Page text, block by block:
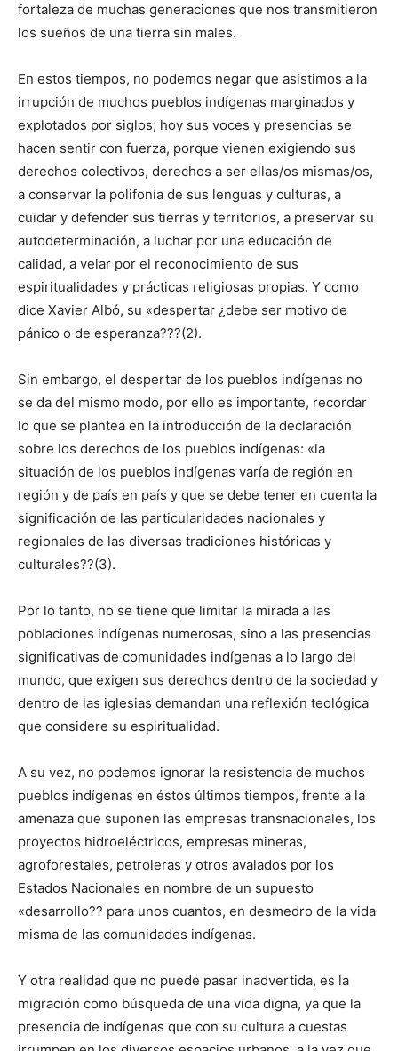
fortaleza de muchas generaciones que nos transmitieron
los sueños de una tierra sin males.
En estos tiempos, no podemos negar que asistimos a la
irrupción de muchos pueblos indígenas marginados y
explotados por siglos; hoy sus voces y presencias se
hacen sentir con fuerza, porque vienen exigiendo sus
derechos colectivos, derechos a ser ellas/os mismas/os,
a conservar la polifonía de sus lenguas y culturas, a
cuidar y defender sus tierras y territorios, a preservar su
autodeterminación, a luchar por una educación de
calidad, a velar por el reconocimiento de sus
espiritualidades y prácticas religiosas propias. Y como
dice Xavier Albó, su «despertar ¿debe ser motivo de
pánico o de esperanza???(2).
Sin embargo, el despertar de los pueblos indígenas no
se da del mismo modo, por ello es importante, recordar
lo que se plantea en la introducción de la declaración
sobre los derechos de los pueblos indígenas: «la
situación de los pueblos indígenas varía de región en
región y de país en país y que se debe tener en cuenta la
significación de las particularidades nacionales y
regionales de las diversas tradiciones históricas y
culturales??(3).
Por lo tanto, no se tiene que limitar la mirada a las
poblaciones indígenas numerosas, sino a las presencias
significativas de comunidades indígenas a lo largo del
mundo, que exigen sus derechos dentro de la sociedad y
dentro de las iglesias demandan una reflexión teológica
que considere su espiritualidad.
A su vez, no podemos ignorar la resistencia de muchos
pueblos indígenas en éstos últimos tiempos, frente a la
amenaza que suponen las empresas transnacionales, los
proyectos hidroeléctricos, empresas mineras,
agroforestales, petroleras y otros avalados por los
Estados Nacionales en nombre de un supuesto
«desarrollo?? para unos cuantos, en desmedro de la vida
misma de las comunidades indígenas.
Y otra realidad que no puede pasar inadvertida, es la
migración como búsqueda de una vida digna, ya que la
presencia de indígenas que con su cultura a cuestas